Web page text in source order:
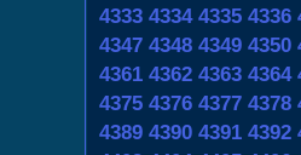
4333 4334 4335 4336
4347 4348 4349 4350
4361 4362 4363 4364
4375 4376 4377 4378
4389 4390 4391 4392